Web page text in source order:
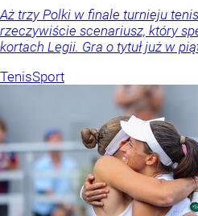
Aż trzy Polki w finale turnieju
rzeczywiście scenariusz, który
kortach Legii. Gra o tytuł już w
TenisSport